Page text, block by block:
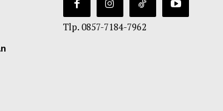
Tlp. 0857-7184-7962